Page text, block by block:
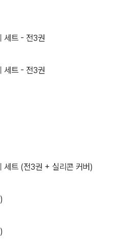
세트 - 전3권
세트 - 전3권
세트 (전3권 + 실리콘 커버)